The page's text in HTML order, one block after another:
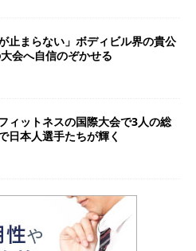
止まらない」ボディビル界の貴公
会へ自信のぞかせる
ィットネスの国際大会で3人の総
本人選手たちが輝く